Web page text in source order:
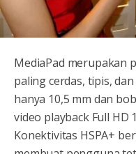
MediaPad merupakan
paling cerdas, tipis,
hanya 10,5 mm dan
video playback Full HD
Konektivitas HSPA+